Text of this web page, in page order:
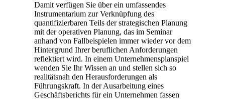
Damit verfügen Sie über ein umfassendes
Instrumentarium zur Verknüpfung des
quantifizierbaren Teils der strategischen Planung
mit der operativen Planung, das im Seminar
anhand von Fallbeispielen immer wieder vor dem
Hintergrund Ihrer beruflichen Anforderungen
reflektiert wird. In einem Unternehmensplanspiel
wenden Sie Ihr Wissen an und stellen sich so
realitätsnah den Herausforderungen als
Führungskraft. In der Ausarbeitung eines
Geschäftsberichts für ein Unternehmen fassen